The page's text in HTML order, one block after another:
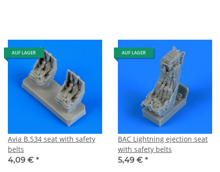
AUF LAGER
Avia B.534 seat with safety
belts
4,09 € *
AUF LAGER
BAC Lightning ejection seat
with safety belts
5,49 € *